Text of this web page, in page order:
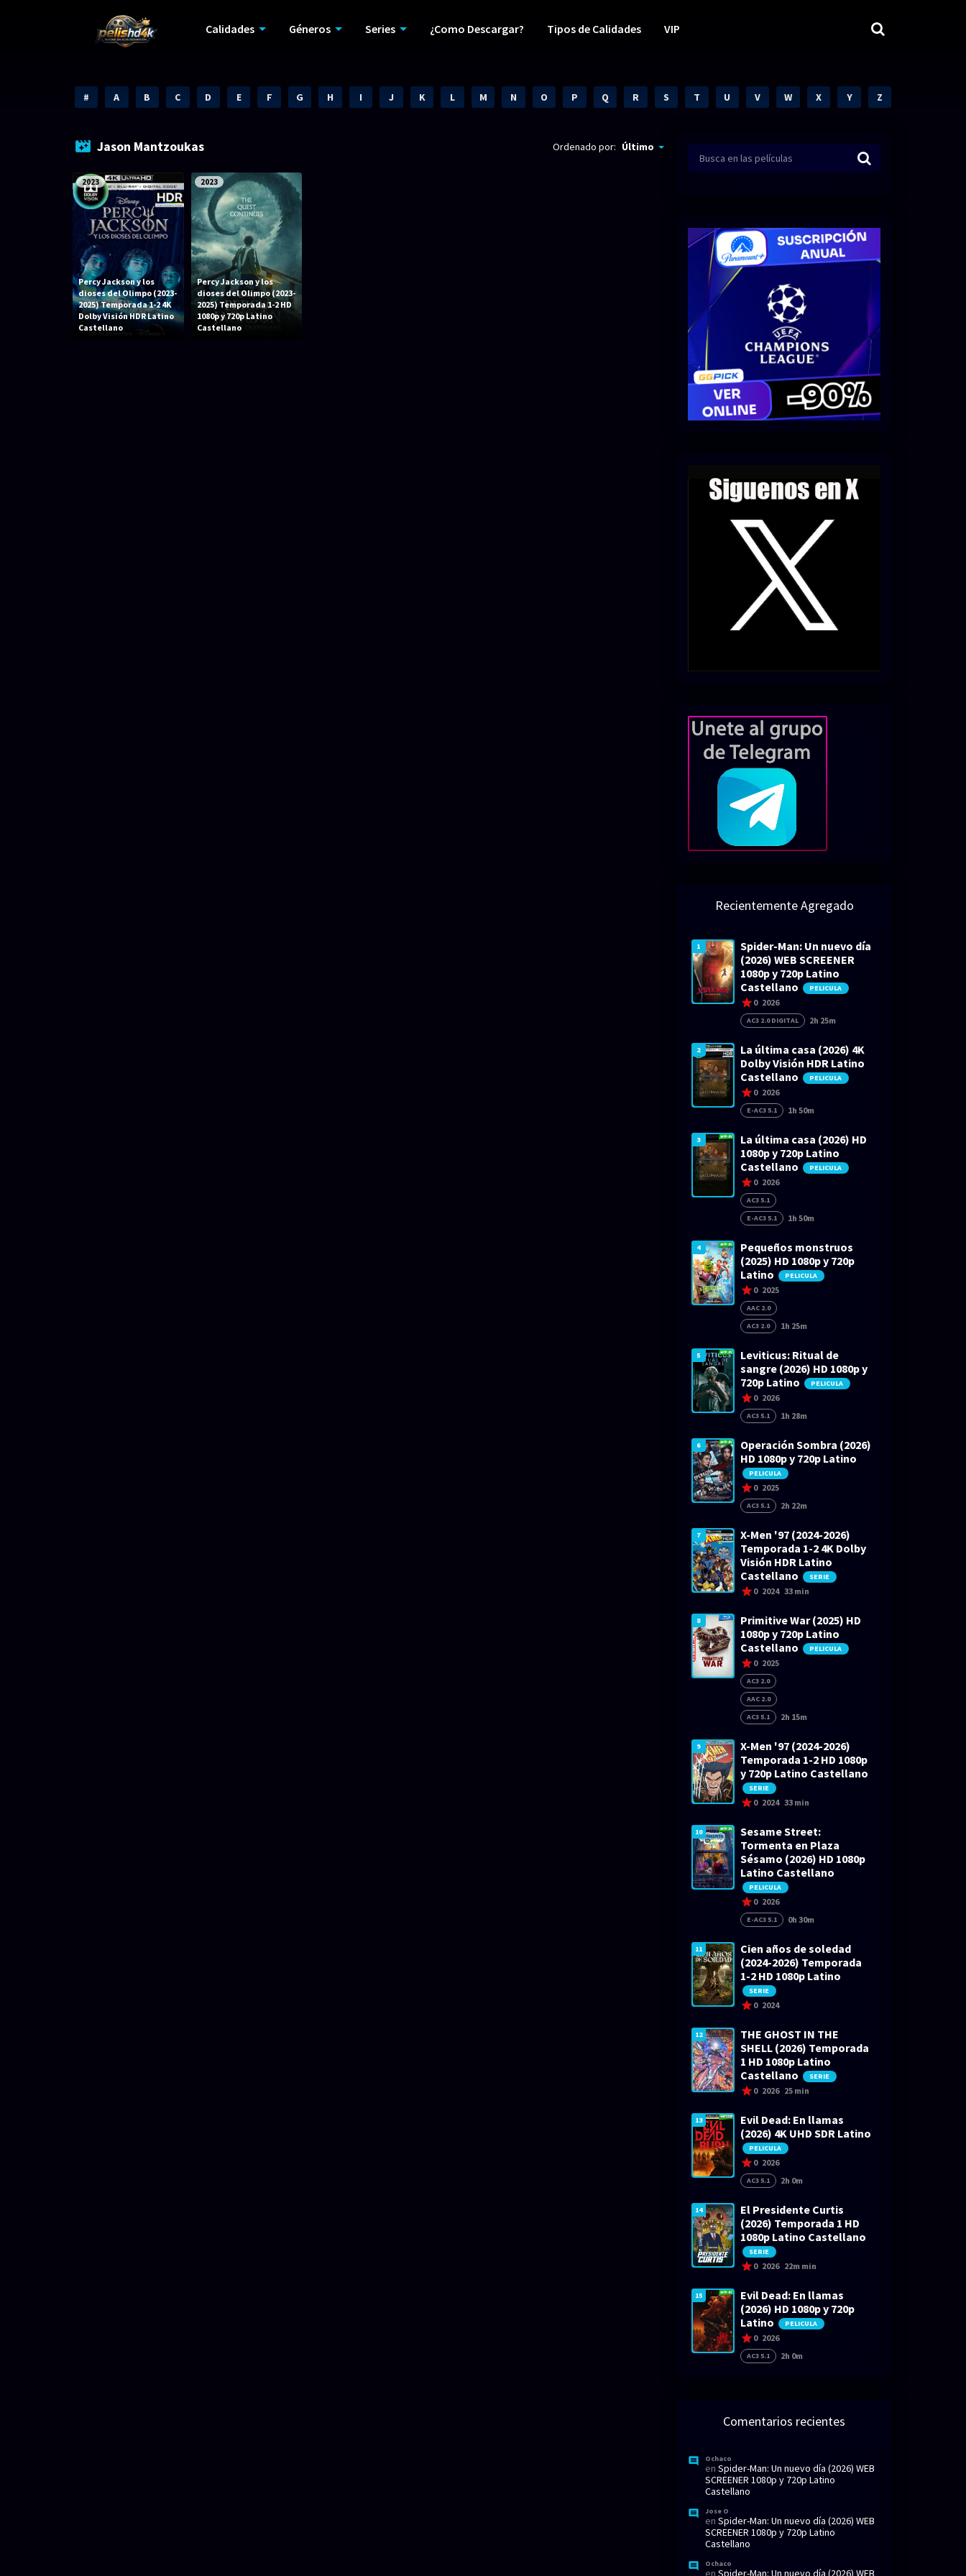
Calidades Géneros Series ¿Como Descargar? Tipos de Calidades VIP
# A B C D E F G H I J K L M N O P Q R S T U V W X Y Z
Jason Mantzoukas Ordenado por: Último
2023
Percy Jackson y los
dioses del Olimpo (2023-
2025) Temporada 1-2 4K
Dolby Visión HDR Latino
Castellano
2023
Percy Jackson y los
dioses del Olimpo (2023-
2025) Temporada 1-2 HD
1080p y 720p Latino
Castellano
Recientemente Agregado
1
Spider-Man: Un nuevo día
(2026) WEB SCREENER
1080p y 720p Latino
Castellano
PELICULA
0 2026
AC3 2.0 DIGITAL 2h 25m
2
La última casa (2026) 4K
Dolby Visión HDR Latino
Castellano
PELICULA
0 2026
E-AC3 5.1 1h 50m
3
La última casa (2026) HD
1080p y 720p Latino
Castellano
PELICULA
0 2026
AC3 5.1
E-AC3 5.1
1h 50m
4
Pequeños monstruos
(2025) HD 1080p y 720p
Latino
PELICULA
0 2025
AAC 2.0
AC3 2.0
1h 25m
5
Leviticus: Ritual de
sangre (2026) HD 1080p y
720p Latino
PELICULA
0 2026
AC3 5.1 1h 28m
6
Operación Sombra (2026)
HD 1080p y 720p Latino
PELICULA
0 2025
AC3 5.1 2h 22m
7
X-Men '97 (2024-2026)
Temporada 1-2 4K Dolby
Visión HDR Latino
Castellano
SERIE
0 2024 33 min
8
Primitive War (2025) HD
1080p y 720p Latino
Castellano
PELICULA
0 2025
AC3 2.0
AAC 2.0
AC3 5.1
2h 15m
9
X-Men '97 (2024-2026)
Temporada 1-2 HD 1080p
y 720p Latino Castellano
SERIE
0 2024 33 min
10
Sesame Street:
Tormenta en Plaza
Sésamo (2026) HD 1080p
Latino Castellano
PELICULA
0 2026
E-AC3 5.1 0h 30m
11
Cien años de soledad
(2024-2026) Temporada
1-2 HD 1080p Latino
SERIE
0 2024
12
THE GHOST IN THE
SHELL (2026) Temporada
1 HD 1080p Latino
Castellano
SERIE
0 2026 25 min
13
Evil Dead: En llamas
(2026) 4K UHD SDR Latino
PELICULA
0 2026
AC3 5.1 2h 0m
14
El Presidente Curtis
(2026) Temporada 1 HD
1080p Latino Castellano
SERIE
0 2026 22m min
15
Evil Dead: En llamas
(2026) HD 1080p y 720p
Latino
PELICULA
0 2026
AC3 5.1 2h 0m
Comentarios recientes
Ochaco
en Spider-Man: Un nuevo día (2026) WEB
SCREENER 1080p y 720p Latino
Castellano
Jose O
en Spider-Man: Un nuevo día (2026) WEB
SCREENER 1080p y 720p Latino
Castellano
Ochaco
en Spider-Man: Un nuevo día (2026) WEB